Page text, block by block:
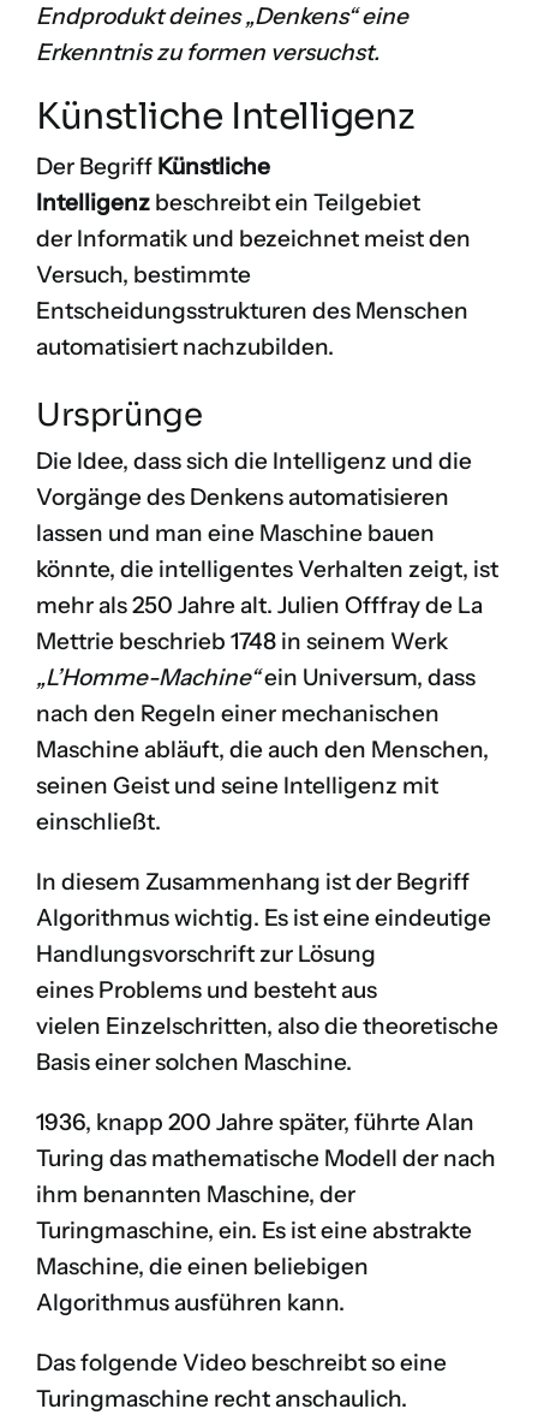
Endprodukt deines „Denkens“ eine
Erkenntnis zu formen versuchst.
Künstliche Intelligenz
Der Begriff Künstliche
Intelligenz beschreibt ein Teilgebiet
der Informatik und bezeichnet meist den
Versuch, bestimmte
Entscheidungsstrukturen des Menschen
automatisiert nachzubilden.
Ursprünge
Die Idee, dass sich die Intelligenz und die
Vorgänge des Denkens automatisieren
lassen und man eine Maschine bauen
könnte, die intelligentes Verhalten zeigt, ist
mehr als 250 Jahre alt. Julien Offfray de La
Mettrie beschrieb 1748 in seinem Werk
„L’Homme-Machine“ein Universum, dass
nach den Regeln einer mechanischen
Maschine abläuft, die auch den Menschen,
seinen Geist und seine Intelligenz mit
einschließt.
In diesem Zusammenhang ist der Begriff
Algorithmuswichtig. Es ist eine eindeutige
Handlungsvorschrift zur Lösung
eines Problems und besteht aus
vielen Einzelschritten, also die theoretische
Basis einer solchen Maschine.
1936, knapp 200 Jahre später, führte Alan
Turing das mathematische Modell der nach
ihm benannten Maschine, der
Turingmaschine, ein. Es ist eine abstrakte
Maschine, die einen beliebigen
Algorithmus ausführen kann.
Das folgende Video beschreibt so eine
Turingmaschine recht anschaulich.